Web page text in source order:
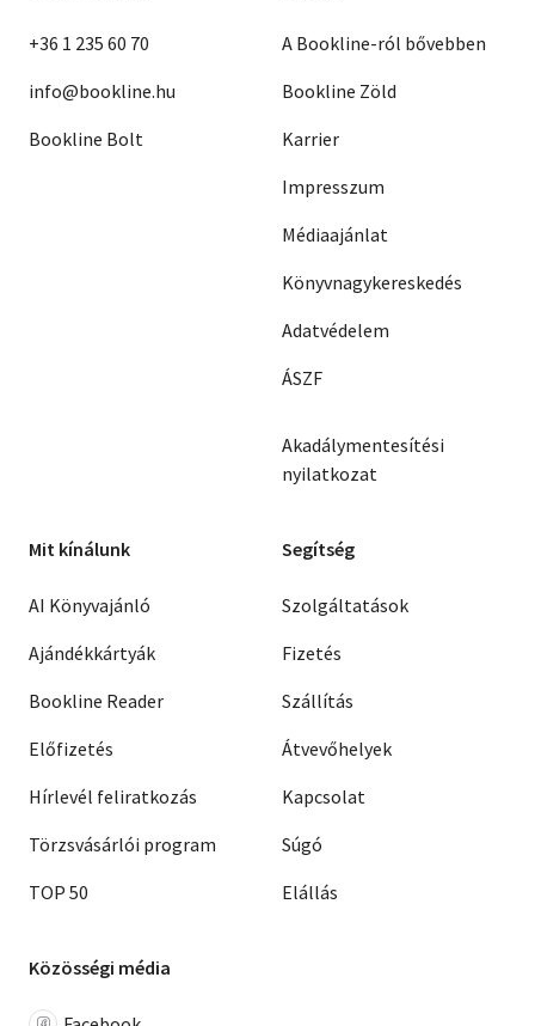
+36 1 235 60 70
info@bookline.hu
Bookline Bolt
A Bookline-ról bővebben
Bookline Zöld
Karrier
Impresszum
Médiaajánlat
Könyvnagykereskedés
Adatvédelem
ÁSZF
Akadálymentesítési
nyilatkozat
Mit kínálunk
AI Könyvajánló
Ajándékkártyák
Bookline Reader
Előfizetés
Hírlevél feliratkozás
Törzsvásárlói program
TOP 50
Segítség
Szolgáltatások
Fizetés
Szállítás
Átvevőhelyek
Kapcsolat
Súgó
Elállás
Közösségi média